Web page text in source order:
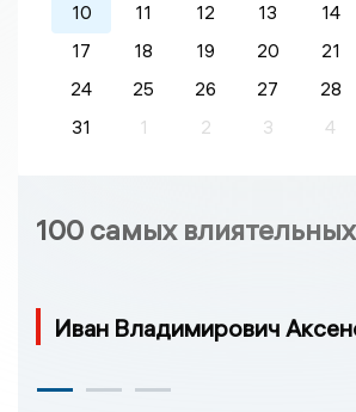
10
11 12 13 14
17
18 19 20 21
24
25 26 27 28
31
1 2 3 4
100 самых
Иван Владимирович